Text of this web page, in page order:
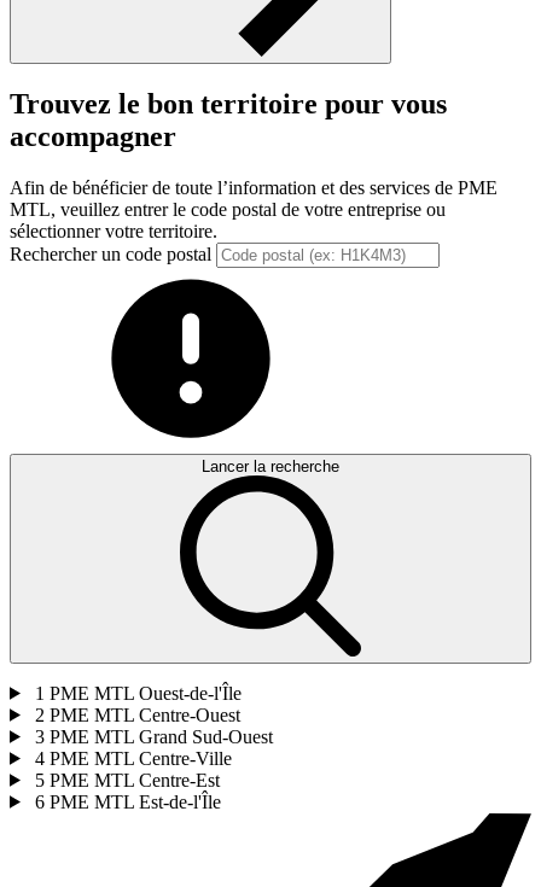
Trouvez le bon territoire pour vous
accompagner
Afin de bénéficier de toute l’information et des services de PME
MTL, veuillez entrer le code postal de votre entreprise ou
sélectionner votre territoire.
Rechercher un code postal
Lancer la recherche
1 PME MTL Ouest-de-l'Île
2 PME MTL Centre-Ouest
3 PME MTL Grand Sud-Ouest
4 PME MTL Centre-Ville
5 PME MTL Centre-Est
6 PME MTL Est-de-l'Île